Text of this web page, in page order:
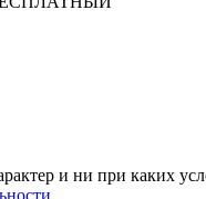
и ни при каких